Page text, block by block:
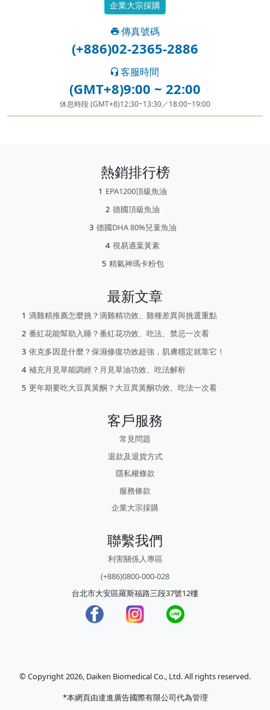
企業大宗採購
傳真號碼
(+886)02-2365-2886
客服時間
(GMT+8)9:00 ~ 22:00
休息時段 (GMT+8)12:30~13:30／18:00~19:00
熱銷排行榜
EPA1200頂級魚油
德國頂級魚油
德國DHA 80%兒童魚油
視易適葉黃素
精氣神瑪卡粉包
最新文章
滴雞精推薦怎麼挑？滴雞精功效、雞種差異與挑選重點
番紅花能幫助入睡？番紅花功效、吃法、禁忌一次看
依克多因是什麼？保濕修復功效超強，肌膚穩定就靠它！
補充月見草能調經？月見草油功效、吃法解析
更年期要吃大豆異黃酮？大豆異黃酮功效、吃法一次看
客戶服務
常見問題
退款及退貨方式
隱私權條款
服務條款
企業大宗採購
聯繫我們
利害關係人專區
(+886)0800-000-028
台北市大安區羅斯福路三段37號12樓
© Copyright 2026, Daiken Biomedical Co., Ltd. All rights reserved.
*本網頁由達進廣告國際有限公司代為管理